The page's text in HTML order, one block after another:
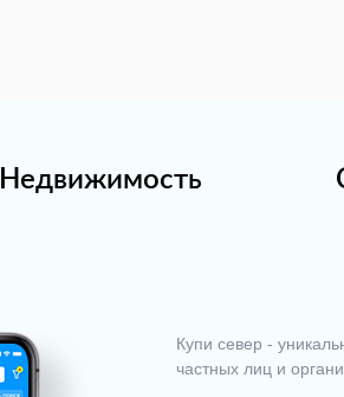
Недвижимость
Купи север -
частных лиц и